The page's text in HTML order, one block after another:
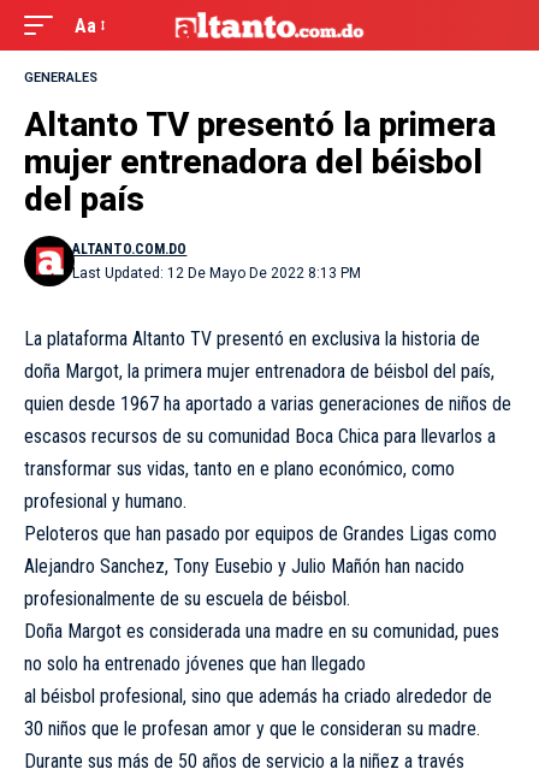
Aa
GENERALES
Altanto TV presentó la primera
mujer entrenadora del béisbol
del país
Last Updated: 12 De Mayo De 2022 8:13 PM
ALTANTO.COM.DO
La plataforma Altanto TV presentó en exclusiva la historia de
doña Margot, la primera mujer entrenadora de béisbol del país,
quien desde 1967 ha aportado a varias generaciones de niños de
escasos recursos de su comunidad Boca Chica para llevarlos a
transformar sus vidas, tanto en e plano económico, como
profesional y humano.
Peloteros que han pasado por equipos de Grandes Ligas como
Alejandro Sanchez, Tony Eusebio y Julio Mañón han nacido
profesionalmente de su escuela de béisbol.
Doña Margot es considerada una madre en su comunidad, pues
no solo ha entrenado jóvenes que han llegado
al béisbol profesional, sino que además ha criado alrededor de
30 niños que le profesan amor y que le consideran su madre.
Durante sus más de 50 años de servicio a la niñez a través